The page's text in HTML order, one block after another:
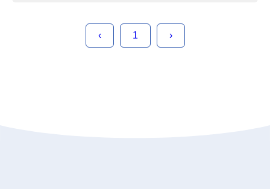
控制 (QC) 進行快速準確的評估。同
時也是放射實驗室和放射性藥物生產
‹ 1 ›